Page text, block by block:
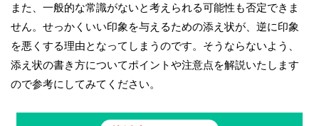
また、一般的な常識がないと考えられる可能性も否定できま
せん。せっかくいい印象を与えるための添え状が、逆に印象
を悪くする理由となってしまうのです。そうならないよう、
添え状の書き方についてポイントや注意点を解説いたします
ので参考にしてみてください。